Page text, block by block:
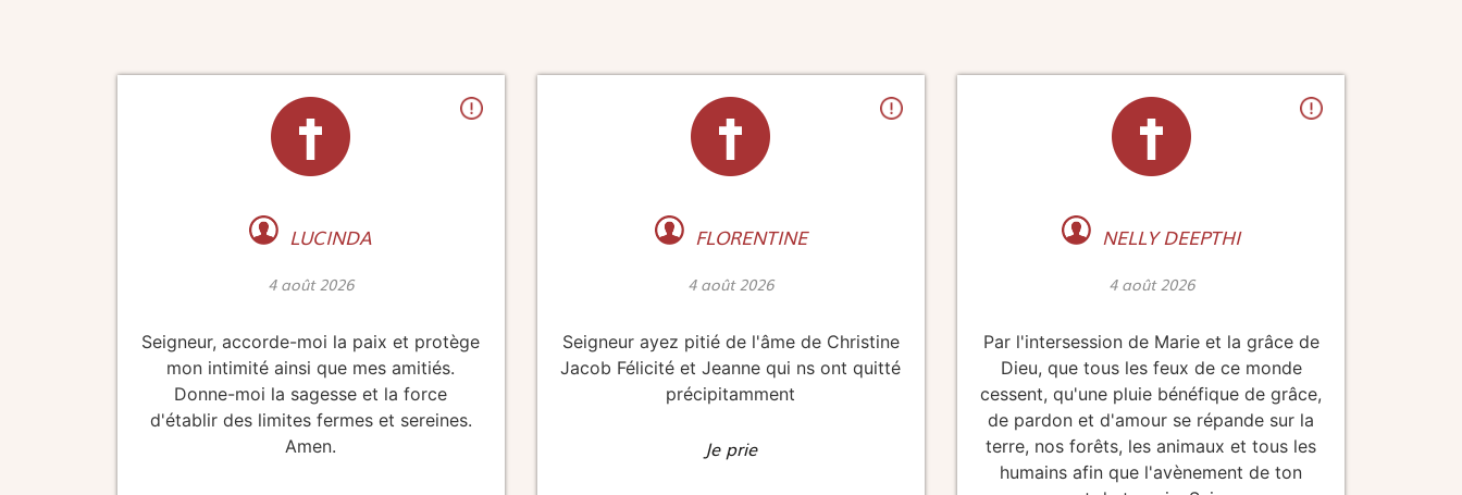
LUCINDA
4 août 2026
Seigneur, accorde-moi la paix et protège
mon intimité ainsi que mes amitiés.
Donne-moi la sagesse et la force
d'établir des limites fermes et sereines.
Amen.
FLORENTINE
4 août 2026
Seigneur ayez pitié de l'âme de Christine
Jacob Félicité et Jeanne qui ns ont quitté
précipitamment
Je prie
NELLY DEEPTHI
4 août 2026
Par l'intersession de Marie et la grâce de
Dieu, que tous les feux de ce monde
cessent, qu'une pluie bénéfique de grâce,
de pardon et d'amour se répande sur la
terre, nos forêts, les animaux et tous les
humains afin que l'avènement de ton